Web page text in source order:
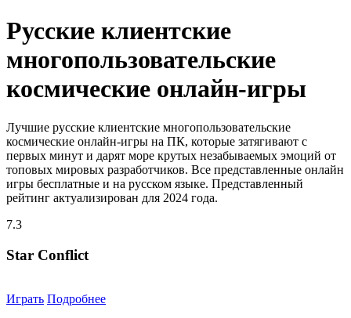
Русские клиентские
многопользовательские
космические онлайн-игры
Лучшие русские клиентские многопользовательские
космические онлайн-игры на ПК, которые затягивают с
первых минут и дарят море крутых незабываемых эмоций от
топовых мировых разработчиков. Все представленные онлайн
игры бесплатные и на русском языке. Представленный
рейтинг актуализирован для 2024 года.
7.3
Star Conflict
Играть Подробнее